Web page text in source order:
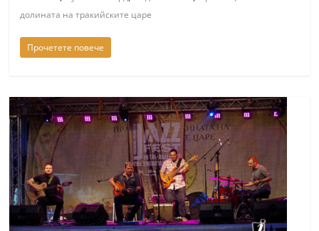
долината на тракийските царе
Прочетете повече